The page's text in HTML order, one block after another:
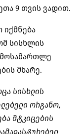
9 თვის ვადით.
იქმნება
სისხლის
მხარე.
სისხლის
ორგანო,
მტკიცების